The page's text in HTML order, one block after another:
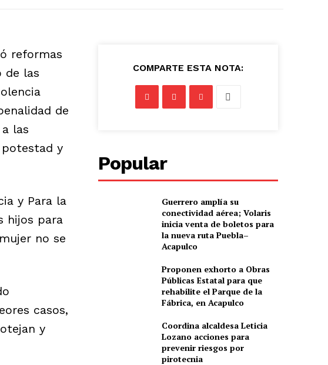
reformas
de las
de
las
y
y Para la
hijos para
no se
casos,
y
COMPARTE ESTA NOTA:
Popular
Guerrero amplía su
conectividad aérea; Volaris
inicia venta de boletos para
la nueva ruta Puebla–
Acapulco
Proponen exhorto a Obras
Públicas Estatal para que
rehabilite el Parque de la
Fábrica, en Acapulco
Coordina alcaldesa Leticia
Lozano acciones para
prevenir riesgos por
pirotecnia